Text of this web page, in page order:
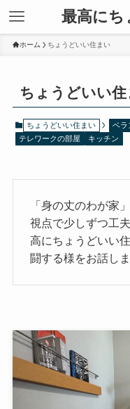
最高にち
ホーム ちょうどいい住まい
ちょうどいい住
ちょうどいい住まい ベラ
テレワークの部屋
キッチン
「身の丈のわが家
視点で少しずつ工
高にちょうどいい
闘する様をお話しま